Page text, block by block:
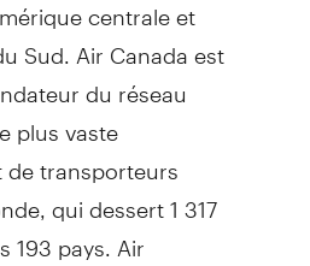
Sud. Air Canada est
du réseau
plus vaste
transporteurs
qui dessert 1 317
193 pays. Air